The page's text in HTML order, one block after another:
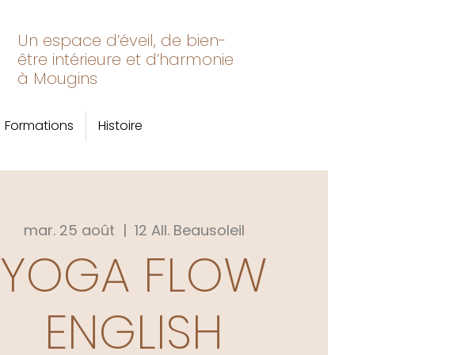
Un espace d’éveil, de bien-
être intérieure et d’harmonie
à Mougins
Formations Histoire
mar. 25 août
  |
12 All. Beausoleil
YOGA FLOW
ENGLISH